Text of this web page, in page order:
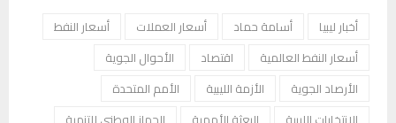
أخبار ليبيا أسامة حماد أسعار العملات
أسعار النفط
أسعار النفط العالمية
اقتصاد
الأحوال الجوية
الأرصاد الجوية
الأزمة الليبية
الأمم المتحدة